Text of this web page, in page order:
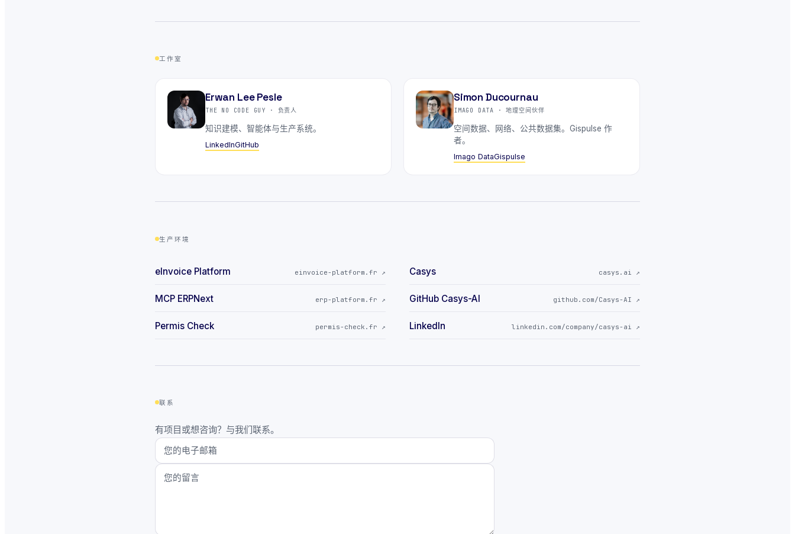
工作室
Erwan Lee Pesle
THE NO CODE GUY · 负责人
知识建模、智能体与生产系统。
LinkedInGitHub
Simon Ducournau
IMAGO DATA · 地理空间伙伴
空间数据、网络、公共数据集。Gispulse 作
者。
Imago DataGispulse
生产环境
eInvoice Platform einvoice-platform.fr ↗ Casys casys.ai ↗
MCP ERPNext erp-platform.fr ↗ GitHub Casys-AI github.com/Casys-AI ↗
Permis Check permis-check.fr ↗ LinkedIn linkedin.com/company/casys-ai ↗
联系
有项目或想咨询？与我们联系。